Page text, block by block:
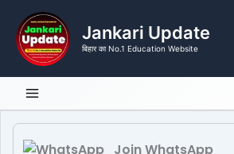
content
Jankari Update
बिहार का No.1 Education Website
Join WhatsApp